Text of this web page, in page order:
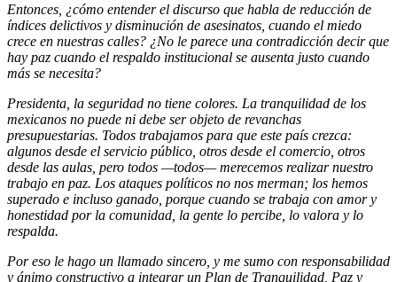
Entonces, ¿cómo entender el discurso que habla de reducción de
índices delictivos y disminución de asesinatos, cuando el miedo
crece en nuestras calles? ¿No le parece una contradicción decir que
hay paz cuando el respaldo institucional se ausenta justo cuando
más se necesita?
Presidenta, la seguridad no tiene colores. La tranquilidad de los
mexicanos no puede ni debe ser objeto de revanchas
presupuestarias. Todos trabajamos para que este país crezca:
algunos desde el servicio público, otros desde el comercio, otros
desde las aulas, pero todos —todos— merecemos realizar nuestro
trabajo en paz. Los ataques políticos no nos merman; los hemos
superado e incluso ganado, porque cuando se trabaja con amor y
honestidad por la comunidad, la gente lo percibe, lo valora y lo
respalda.
Por eso le hago un llamado sincero, y me sumo con responsabilidad
y ánimo constructivo a integrar un Plan de Tranquilidad, Paz y